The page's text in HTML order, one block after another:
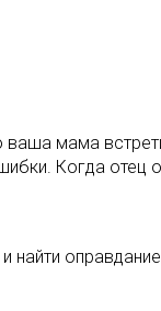
мама
Когда
найти